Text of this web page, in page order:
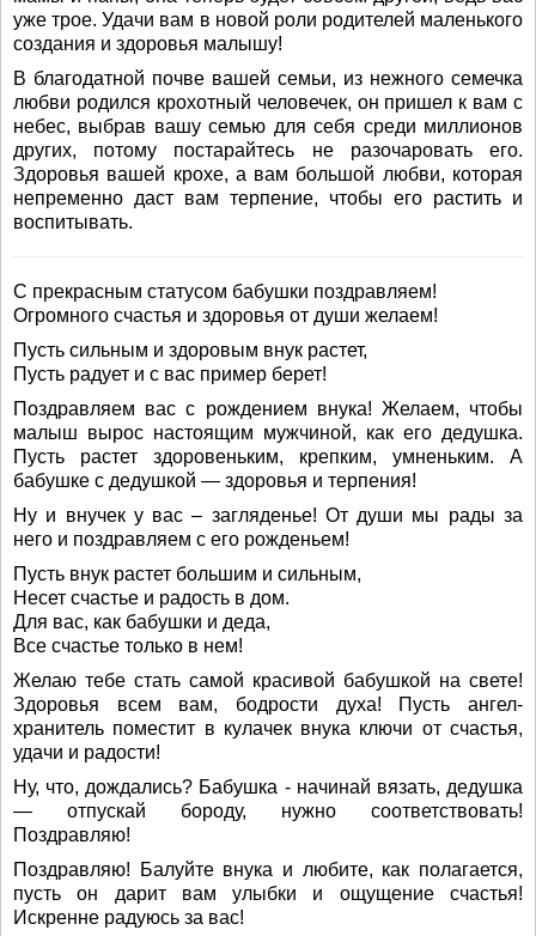
уже трое. Удачи вам в новой роли родителей маленького
создания и здоровья малышу!
В благодатной почве вашей семьи, из нежного семечка
любви родился крохотный человечек, он пришел к вам с
небес, выбрав вашу семью для себя среди миллионов
других, потому постарайтесь не разочаровать его.
Здоровья вашей крохе, а вам большой любви, которая
непременно даст вам терпение, чтобы его растить и
воспитывать.
С прекрасным статусом бабушки поздравляем!
Огромного счастья и здоровья от души желаем!
Пусть сильным и здоровым внук растет,
Пусть радует и с вас пример берет!
Поздравляем вас с рождением внука! Желаем, чтобы
малыш вырос настоящим мужчиной, как его дедушка.
Пусть растет здоровеньким, крепким, умненьким. А
бабушке с дедушкой — здоровья и терпения!
Ну и внучек у вас – загляденье! От души мы рады за
него и поздравляем с его рожденьем!
Пусть внук растет большим и сильным,
Несет счастье и радость в дом.
Для вас, как бабушки и деда,
Все счастье только в нем!
Желаю тебе стать самой красивой бабушкой на свете!
Здоровья всем вам, бодрости духа! Пусть ангел-
хранитель поместит в кулачек внука ключи от счастья,
удачи и радости!
Ну, что, дождались? Бабушка - начинай вязать, дедушка
— отпускай бороду, нужно соответствовать!
Поздравляю!
Поздравляю! Балуйте внука и любите, как полагается,
пусть он дарит вам улыбки и ощущение счастья!
Искренне радуюсь за вас!